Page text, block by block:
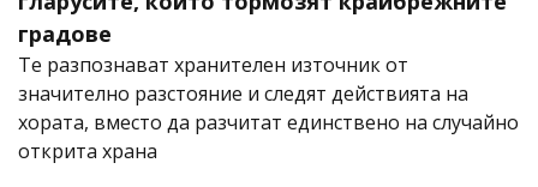
градове
Те разпознават хранителен източник от
значително разстояние и следят действията на
хората, вместо да разчитат единствено на случайно
открита храна